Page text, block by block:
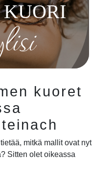
kuoret
mitkä mallit ovat nyt
Sitten olet oikeassa